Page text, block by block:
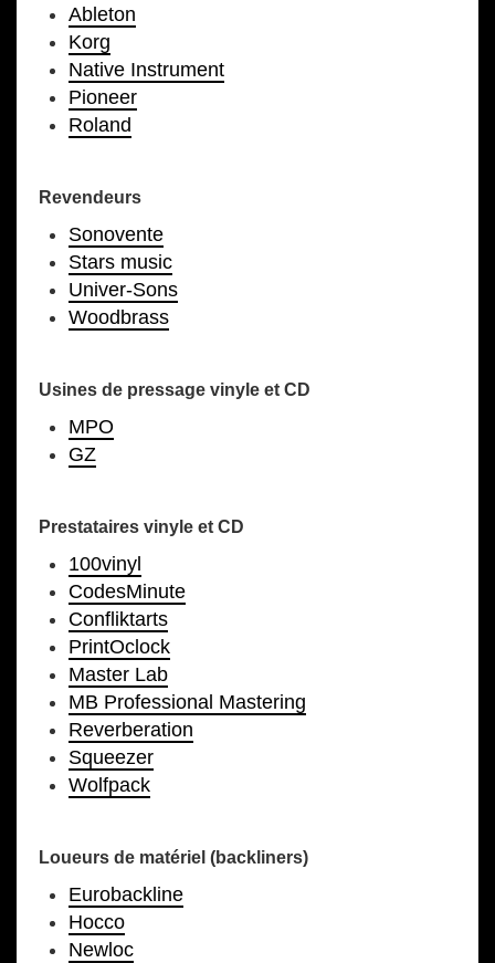
Ableton
Korg
Native Instrument
Pioneer
Roland
Revendeurs
Sonovente
Stars music
Univer-Sons
Woodbrass
Usines de pressage vinyle et CD
MPO
GZ
Prestataires vinyle et CD
100vinyl
CodesMinute
Confliktarts
PrintOclock
Master Lab
MB Professional Mastering
Reverberation
Squeezer
Wolfpack
Loueurs de matériel (backliners)
Eurobackline
Hocco
Newloc